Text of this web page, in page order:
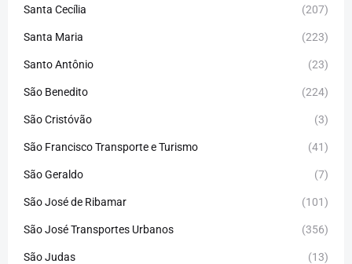
Santa Cecília (207)
Santa Maria (223)
Santo Antônio (23)
São Benedito (224)
São Cristóvão (3)
São Francisco Transporte e Turismo (41)
São Geraldo (7)
São José de Ribamar (101)
São José Transportes Urbanos (356)
São Judas (13)